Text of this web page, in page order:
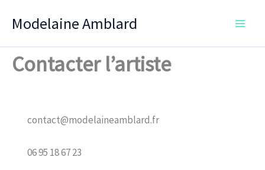
Modelaine Amblard
Contacter l’artiste
contact@modelaineamblard.fr
06 95 18 67 23